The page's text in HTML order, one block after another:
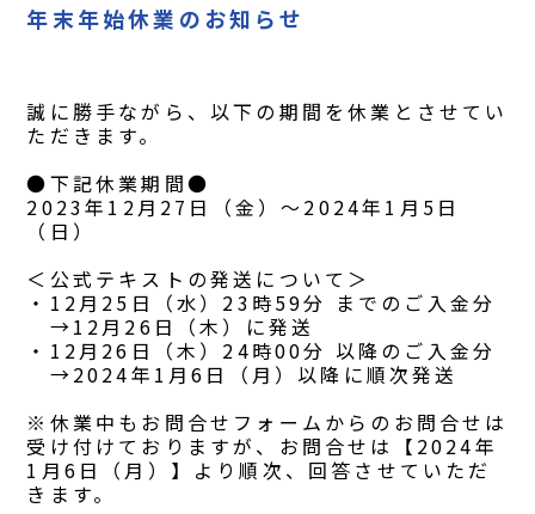
年末年始休業のお知らせ
誠に勝手ながら、以下の期間を休業とさせてい
ただきます。
●下記休業期間●
2023年12月27日（金）～2024年1月5日
（日）
＜公式テキストの発送について＞
・12月25日（水）23時59分 までのご入金分
→12月26日（木）に発送
・12月26日（木）24時00分 以降のご入金分
→2024年1月6日（月）以降に順次発送
※休業中もお問合せフォームからのお問合せは
受け付けておりますが、お問合せは【2024年
1月6日（月） 】より順次、回答させていただ
きます。